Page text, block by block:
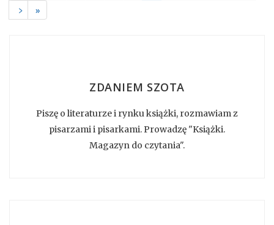
﹥
»
ZDANIEM SZOTA
Piszę o literaturze i rynku książki, rozmawiam z
pisarzami i pisarkami. Prowadzę "Książki.
Magazyn do czytania".